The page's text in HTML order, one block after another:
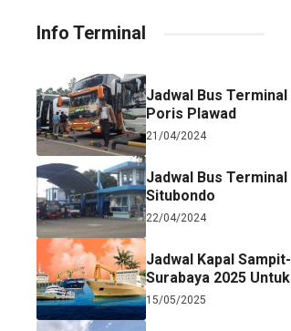
Info Terminal
Jadwal Bus Terminal
Poris Plawad
21/04/2024
Jadwal Bus Terminal
Situbondo
22/04/2024
Jadwal Kapal Sampit-
Surabaya 2025 Untuk
Referensi Perjalanan
15/05/2025